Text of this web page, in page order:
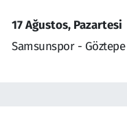
17 Ağustos, Pazartesi
Samsunspor - Göztepe